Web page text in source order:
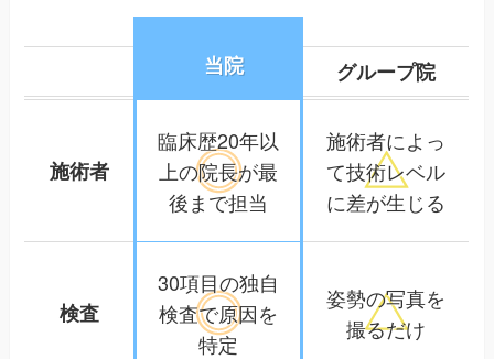
当院 グループ院
施術者
臨床歴20年以
上の院長が最
後まで担当
施術者によっ
て技術レベル
に差が生じる
検査
30項目の独自
検査で原因を
特定
姿勢の写真を
撮るだけ